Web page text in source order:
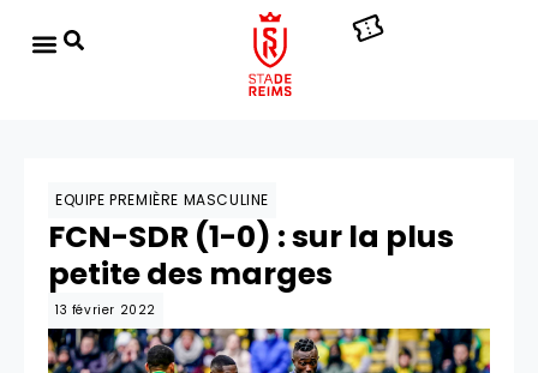
EQUIPE PREMIÈRE MASCULINE
FCN-SDR (1-0) : sur la plus
petite des marges
13 février 2022